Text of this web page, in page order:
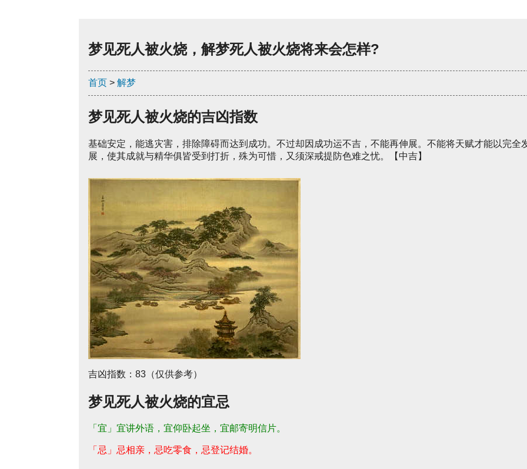
梦见死人被火烧，解梦死人被火烧将来会怎样?
首页 > 解梦
梦见死人被火烧的吉凶指数
基础安定，能逃灾害，排除障碍而达到成功。不过却因成功运不吉，不能再伸展。不能将天赋才能以完全
展，使其成就与精华俱皆受到打折，殊为可惜，又须深戒提防色难之忧。【中吉】
吉凶指数：83（仅供参考）
梦见死人被火烧的宜忌
「宜」宜讲外语，宜仰卧起坐，宜邮寄明信片。
「忌」忌相亲，忌吃零食，忌登记结婚。